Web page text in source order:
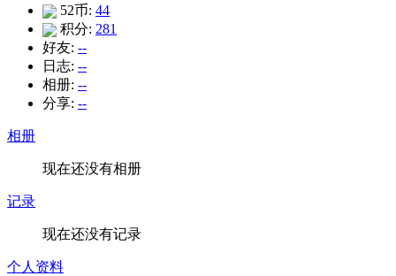
52币: 44
积分: 281
好友: --
日志: --
相册: --
分享: --
相册
现在还没有相册
记录
现在还没有记录
个人资料